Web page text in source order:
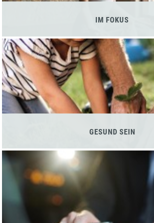
IM FOKUS
GESUND SEIN